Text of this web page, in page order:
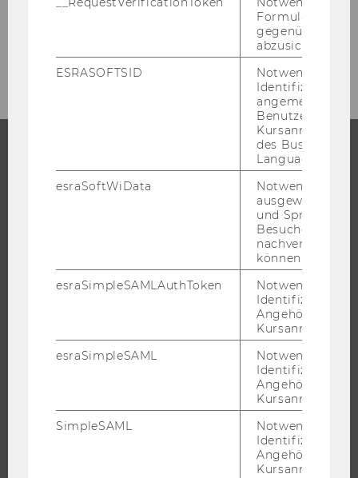
STUDIUM
INFORMATIONEN FÜR STUDIERENDE
INTERNATIONALE UND INCOMING EXCHANGE STUDIERENDE
ANGEBOTE FÜR SCHULEN UND STUDIENINTERESSIERTE
STUDENT CLUBS
gegenüber
abzusichern.
ESRASOFTSID
Notwendig zur
Identifizierung
angemeldeten
Benutzers im
des Business
Language
esraSoftWiData
Notwendig um
ausgewählte
und
Besuchers
nachverfolgen
können.
esraSimpleSAMLAuthToken
Notwendig zur
Identifizierung
Angehörige/r für
Kursanmeldung.
esraSimpleSAML
Notwendig zur
Identifizierung
Angehörige/r für
Kursanmeldung.
SimpleSAML
Notwendig zur
Identifizierung
Angehörige/r für
Kursanmeldung.